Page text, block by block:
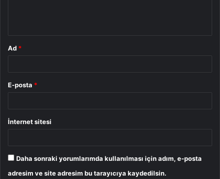
Ad *
E-posta *
İnternet sitesi
Daha sonraki yorumlarımda kullanılması için adım, e-posta
adresim ve site adresim bu tarayıcıya kaydedilsin.